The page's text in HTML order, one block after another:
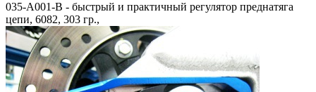
035-A001-B - быстрый и практичный регулятор преднатяга
цепи, 6082, 303 гр.,